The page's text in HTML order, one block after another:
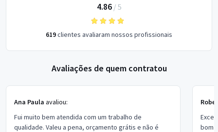
4.86/ 5
619clientes avaliaram nossos profissionais
Avaliações de quem contratou
Ana Paula avaliou:
Fui muito bem atendida com um trabalho de
qualidade. Valeu a pena, orçamento grátis e não é
bom